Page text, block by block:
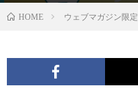
HOME ウェブマガジン限定